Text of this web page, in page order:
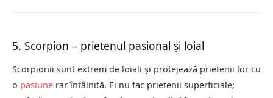
5. Scorpion – prietenul pasional și loial
Scorpionii sunt extrem de loiali și protejează prietenii lor cu
o pasiune rar întâlnită. Ei nu fac prietenii superficiale;